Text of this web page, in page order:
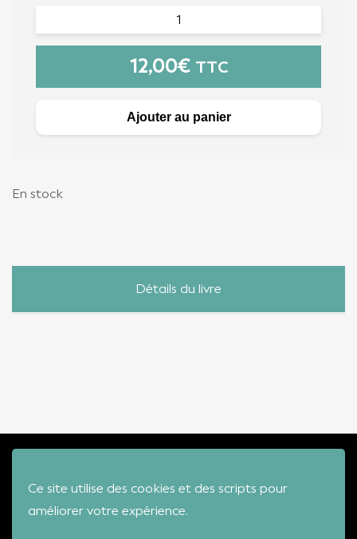
Ce site utilise des cookies et des scripts pour
améliorer votre expérience.
12,00€ TTC
Ajouter au panier
En stock
Détails du livre
VIDEOS